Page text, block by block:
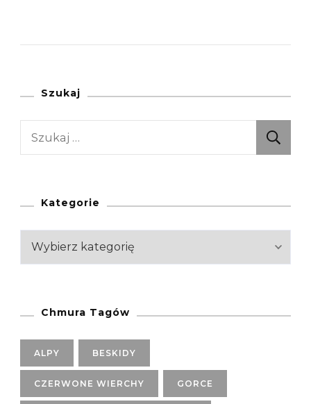
Słonnymi
Polska)
Szukaj
Szukaj:
Kategorie
Kategorie
Chmura Tagów
ALPY BESKIDY
CZERWONE WIERCHY GORCE